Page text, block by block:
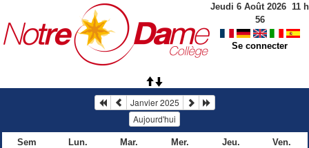
Jeudi 6 Août 2026 11 h
56
Se connecter
Janvier 2025
Aujourd'hui
Sem Lun. Mar. Mer. Jeu.
Ven.